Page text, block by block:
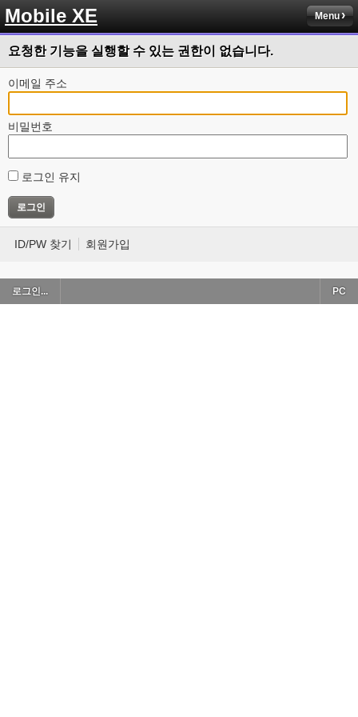
Mobile XE Menu
요청한 기능을 실행할 수 있는 권한이 없습니다.
이메일 주소
비밀번호
로그인 유지
ID/PW 찾기 회원가입
로그인... PC